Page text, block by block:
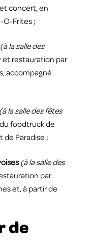
concert, en
O-Frites ;
(à la salle des
restauration par
accompagné
(à la salle des fêtes
foodtruck de
de Paradise ;
(à la salle des
par
et, à partir de
de